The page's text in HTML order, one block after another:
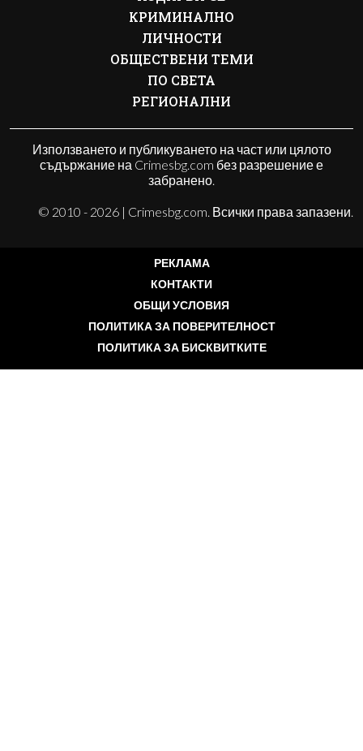
КРИМИНАЛНО
ЛИЧНОСТИ
ОБЩЕСТВЕНИ ТЕМИ
ПО СВЕТА
РЕГИОНАЛНИ
Използването и публикуването на част или цялото
съдържание на Crimesbg.com без разрешение е
забранено.
© 2010 - 2026 | Crimesbg.com. Всички права запазени.
РЕКЛАМА
КОНТАКТИ
ОБЩИ УСЛОВИЯ
ПОЛИТИКА ЗА ПОВЕРИТЕЛНОСТ
ПОЛИТИКА ЗА БИСКВИТКИТЕ